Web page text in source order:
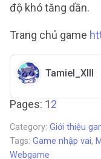
độ khó tăng dần.
Trang chủ game
Tamiel_XIII
Pages: 12
Category: Giới thiệu
Tags: Game nhập vai,
Webgame